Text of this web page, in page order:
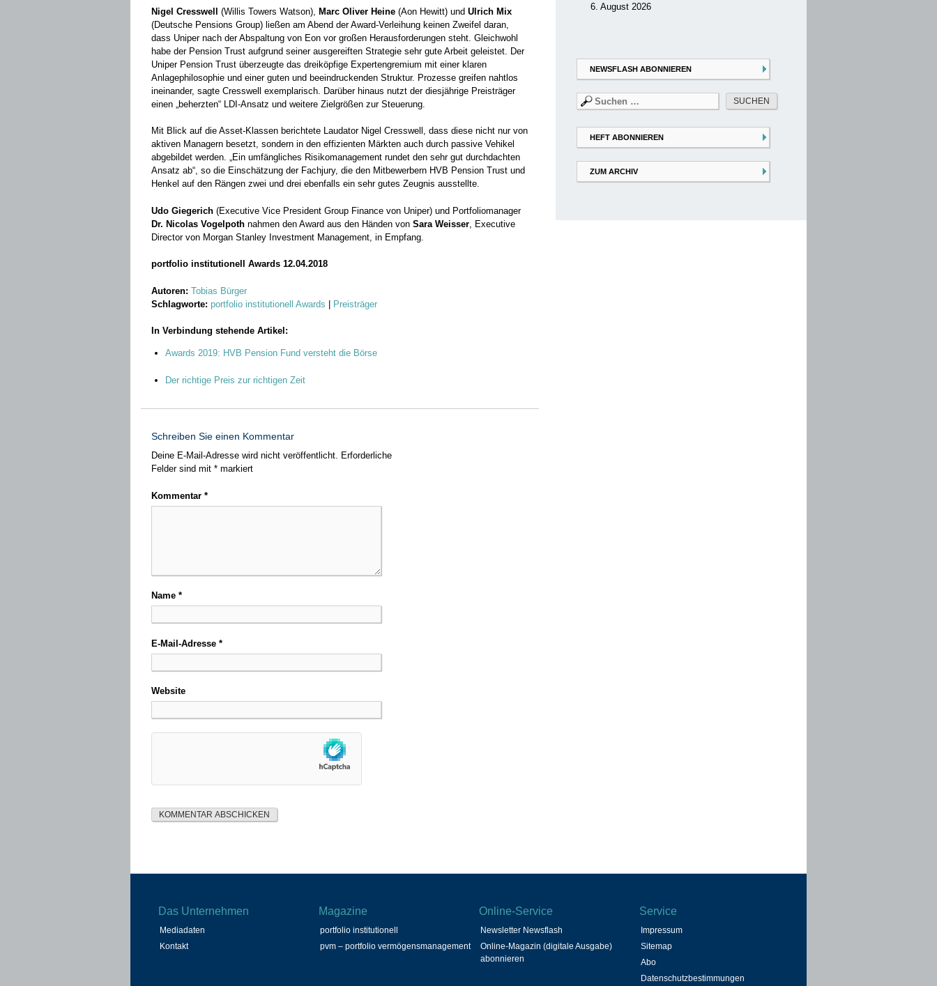
Nigel Cresswell (Willis Towers Watson), Marc Oliver Heine (Aon Hewitt) und Ulrich Mix
(Deutsche Pensions Group) ließen am Abend der Award-Verleihung keinen Zweifel daran,
dass Uniper nach der Abspaltung von Eon vor großen Herausforderungen steht. Gleichwohl
habe der ­Pension Trust ­aufgrund seiner ausgereiften ­Strategie sehr gute Arbeit ­geleistet. Der
Uniper Pension Trust überzeugte das dreiköpfige Experten­gremium mit einer klaren
Anlagephilosophie und einer ­guten und beeindruckenden Struktur. Prozesse greifen nahtlos
ineinander, sagte Cresswell exemplarisch. Darüber hinaus nutzt der diesjährige ­Preisträger
einen „beherzten“ LDI-Ansatz und weitere Zielgrößen zur Steuerung.
Mit Blick auf die Asset-­Klassen berichtete Laudator Nigel Cresswell, dass diese nicht nur von
aktiven Managern besetzt, sondern in den ­effizienten ­Märkten auch durch passive Vehikel
abgebildet werden. „Ein umfängliches ­Risikomanagement rundet den sehr gut durchdachten
Ansatz ab“, so die Einschätzung der Fachjury, die den Mitbewerbern HVB Pension Trust und
Henkel auf den Rängen zwei und drei ebenfalls ein sehr gutes ­Zeugnis ausstellte.
Udo Giegerich (Executive Vice President Group ­Finance von Uniper) und ­Portfoliomanager
Dr. Nicolas Vogelpoth nahmen den Award aus den Händen von Sara Weisser , Executive
Director von Morgan Stanley ­Investment Management, in Empfang.
portfolio institutionell Awards 12.04.2018
Autoren: Tobias Bürger
Schlagworte: portfolio institutionell Awards | Preisträger
In Verbindung stehende Artikel:
Awards 2019: HVB Pension Fund versteht die Börse
Der richtige Preis zur richtigen Zeit
Schreiben Sie einen Kommentar
Deine E-Mail-Adresse wird nicht veröffentlicht. Erforderliche
Felder sind mit * markiert
Kommentar *
Name *
E-Mail-Adresse *
Website
6. August 2026
NEWSFLASH ABONNIEREN
Suchen
nach:
HEFT ABONNIEREN
ZUM ARCHIV
Das Unternehmen
Mediadaten
Kontakt
Magazine
portfolio institutionell
pvm – portfolio vermögensmanagement
Online-Service
Newsletter Newsflash
Online-Magazin (digitale Ausgabe)
abonnieren
Service
Impressum
Sitemap
Abo
Datenschutzbestimmungen